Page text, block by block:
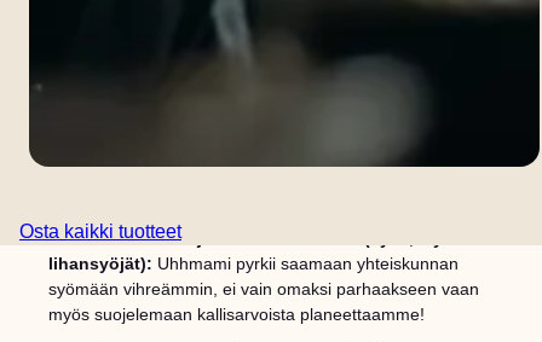
Osta kaikki tuotteet
ekotietoiset kokit ja kaikki siltä väliltä (kyllä, myös
lihansyöjät): Uhhmami pyrkii saamaan yhteiskunnan
syömään vihreämmin, ei vain omaksi parhaakseen vaan
myös suojelemaan kallisarvoista planeettaamme!